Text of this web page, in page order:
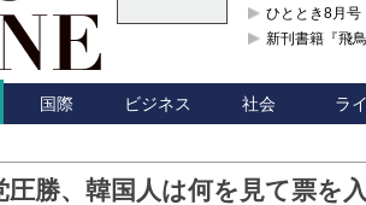
ひととき8月
新刊書籍『飛
国際 ビジネス 社会 ラ
圧勝、韓国人は何を見て票を